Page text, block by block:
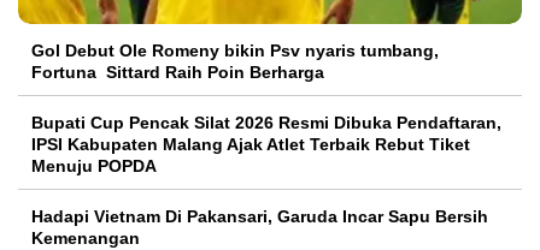
Gol Debut Ole Romeny bikin Psv nyaris tumbang,
Fortuna Sittard Raih Poin Berharga
Bupati Cup Pencak Silat 2026 Resmi Dibuka Pendaftaran,
IPSI Kabupaten Malang Ajak Atlet Terbaik Rebut Tiket
Menuju POPDA
Hadapi Vietnam Di Pakansari, Garuda Incar Sapu Bersih
Kemenangan